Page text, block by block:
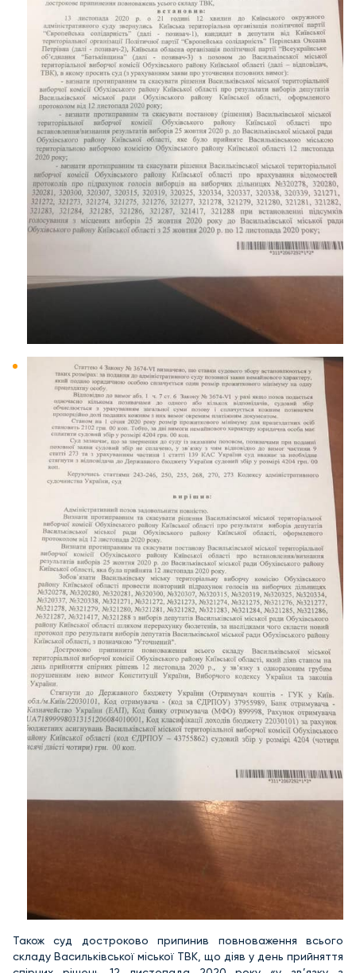
Також суд достроково припинив повноваження всього
складу Васильківської міської ТВК, що діяв у день прийняття